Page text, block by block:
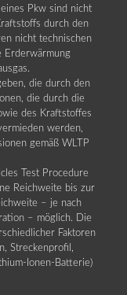
Pkw sind nicht
durch den
nicht technischen
Erderwärmung
die durch den
die durch die
des Kraftstoffes
werden,
gemäß WLTP
Test Procedure
Reichweite bis zur
– je nach
– möglich. Die
Faktoren
Streckenprofil,
Ionen-Batterie)